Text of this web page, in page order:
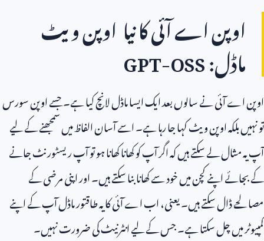
اوپن اے آئی کا نیا اوپن ویٹ
ماڈل:GPT-OSS
اوپن اے آئی نے سالوں بعد ایک ایسا ماڈل لانچ کیا ہے۔ جسے اوپن سورس
تو نہیں بلکہ اوپن ویٹ کہا جا رہا ہے۔ اسے آسان الفاظ میں سمجھنے کے لیے
آپ یہ مثال لے سکتے ہیں کہ اگر آپ کو کھانا کھانا ہو تو آپ ریسٹورنٹ جانے
کے بجائے اپنے کچن میں خود سے کھانا بنا سکتے ہیں۔ اور اپنی مرضی کے
مصالحے ڈال سکتے ہیں۔ یعنی، اب اے آئی کا یہ طاقتور ماڈل آپ کے اپنے
کمپیوٹر میں چل سکتا ہے۔ جس کے لیے انٹرنیٹ کی ضرورت نہیں۔